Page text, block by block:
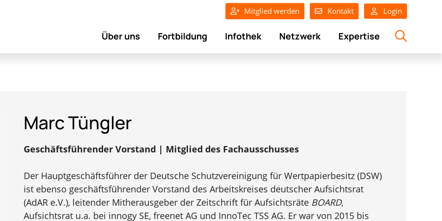
Mitglied werden Kontakt Login
Über uns Fortbildung Infothek Netzwerk Expertise
Marc Tüngler
Geschäftsführender Vorstand | Mitglied des Fachausschusses
Der Hauptgeschäftsführer der Deutsche Schutzvereinigung für Wertpapierbesitz (DSW)
ist ebenso geschäftsführender Vorstand des Arbeitskreises deutscher Aufsichtsrat
(AdAR e.V.), leitender Mitherausgeber der Zeitschrift für Aufsichtsräte BOARD,
Aufsichtsrat u.a. bei innogy SE, freenet AG und InnoTec TSS AG. Er war von 2015 bis